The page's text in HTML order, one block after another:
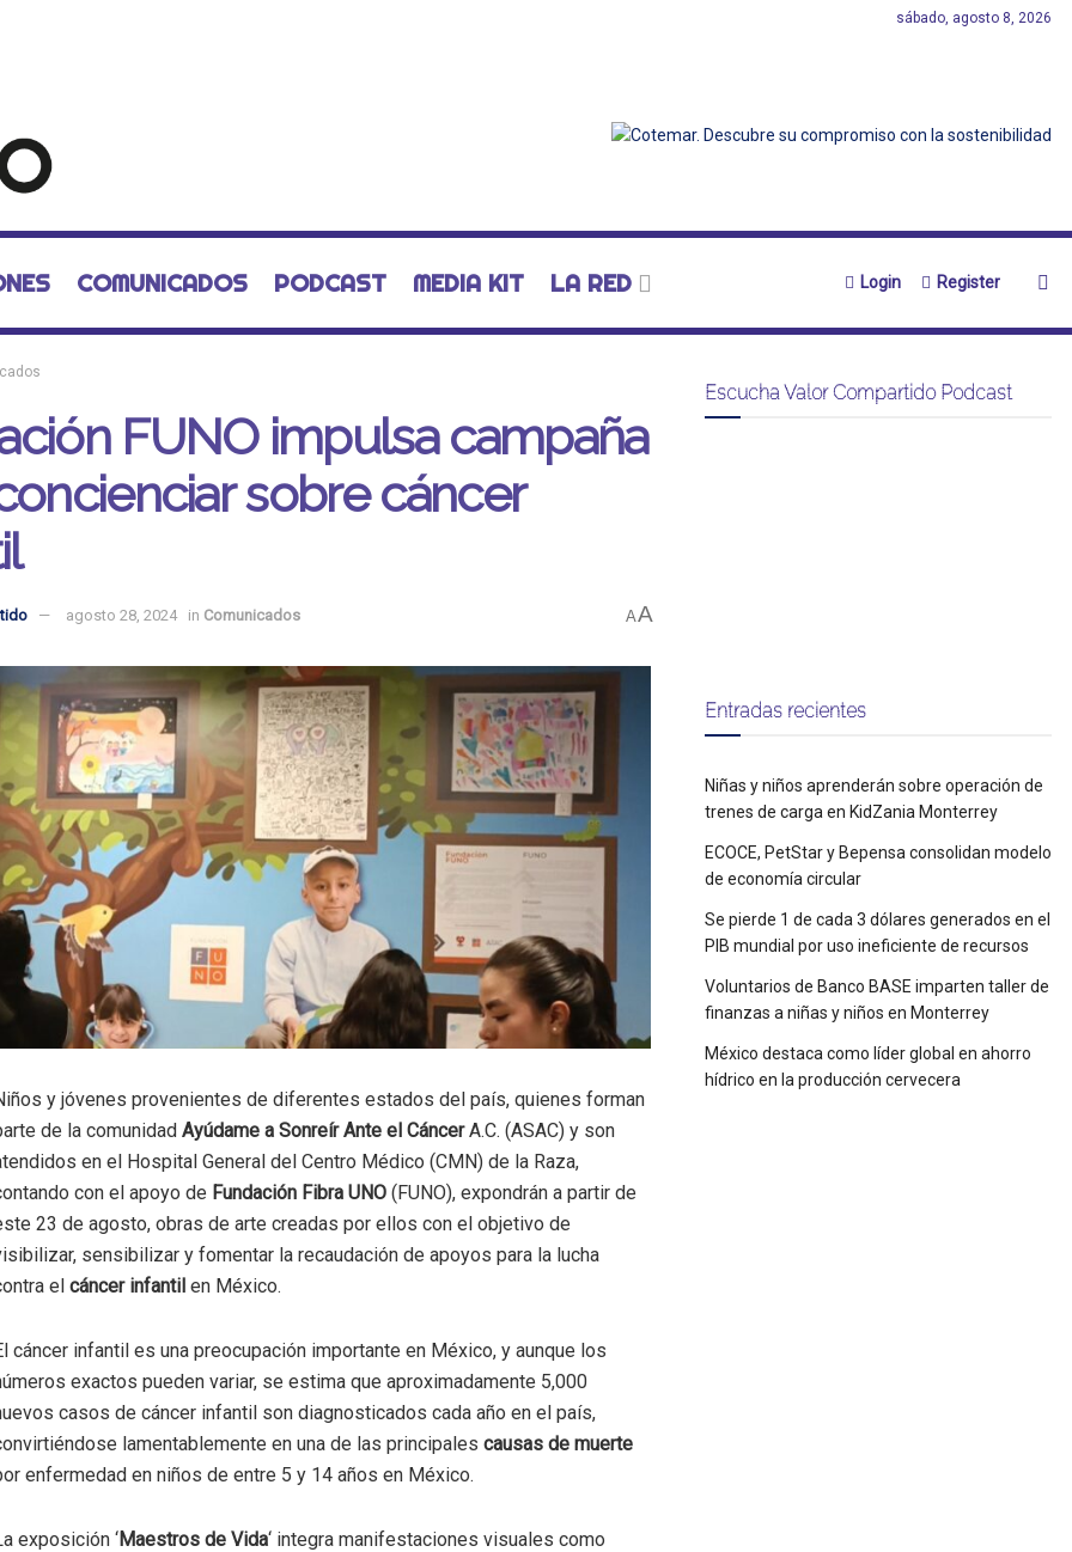
sábado, agosto 8, 2026
COMUNICADOS PODCAST MEDIA KIT LA RED Login Register
FUNO impulsa campaña
sobre cáncer
agosto 28, 2024 in Comunicados AA
y jóvenes provenientes de diferentes estados del país, quienes forman
de la comunidad Ayúdame a Sonreír Ante el CáncerA.C. (ASAC) y son
en el Hospital General del Centro Médico (CMN) de la Raza,
con el apoyo de Fundación Fibra UNO (FUNO), expondrán a partir de
23 de agosto, obras de arte creadas por ellos con el objetivo de
sensibilizar y fomentar la recaudación de apoyos para la lucha
el cáncer infantil en México.
cáncer infantil es una preocupación importante en México, y aunque los
exactos pueden variar, se estima que aproximadamente 5,000
casos de cáncer infantil son diagnosticados cada año en el país,
lamentablemente en una de las principales causas de muerte
enfermedad en niños de entre 5 y 14 años en México.
exposición ‘Maestros de Vida‘ integra manifestaciones visuales como
Escucha Valor Compartido Podcast
Entradas recientes
Niñas y niños aprenderán sobre operación de
trenes de carga en KidZania Monterrey
ECOCE, PetStar y Bepensa consolidan modelo
de economía circular
Se pierde 1 de cada 3 dólares generados en el
PIB mundial por uso ineficiente de recursos
Voluntarios de Banco BASE imparten taller de
finanzas a niñas y niños en Monterrey
México destaca como líder global en ahorro
hídrico en la producción cervecera